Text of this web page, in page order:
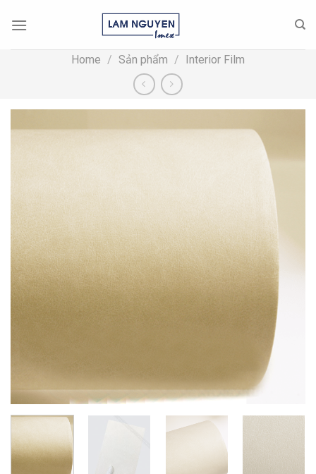
Home / Sản phẩm / Interior Film